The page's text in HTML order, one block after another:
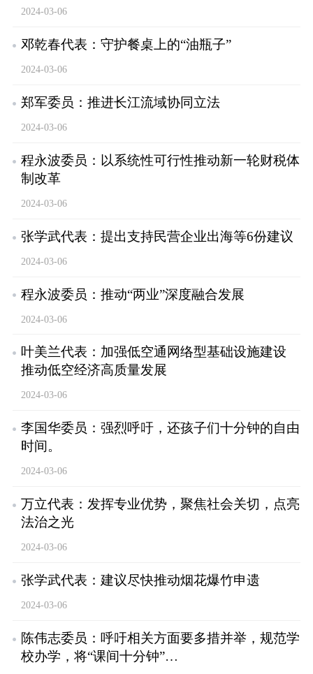
2024-03-06
邓乾春代表：守护餐桌上的“油瓶子”
2024-03-06
郑军委员：推进长江流域协同立法
2024-03-06
程永波委员：以系统性可行性推动新一轮财税体
制改革
2024-03-06
张学武代表：提出支持民营企业出海等6份建议
2024-03-06
程永波委员：推动“两业”深度融合发展
2024-03-06
叶美兰代表：加强低空通网络型基础设施建设
推动低空经济高质量发展
2024-03-06
李国华委员：强烈呼吁，还孩子们十分钟的自由
时间。
2024-03-06
万立代表：发挥专业优势，聚焦社会关切，点亮
法治之光
2024-03-06
张学武代表：建议尽快推动烟花爆竹申遗
2024-03-06
陈伟志委员：呼吁相关方面要多措并举，规范学
校办学，将“课间十分钟”…